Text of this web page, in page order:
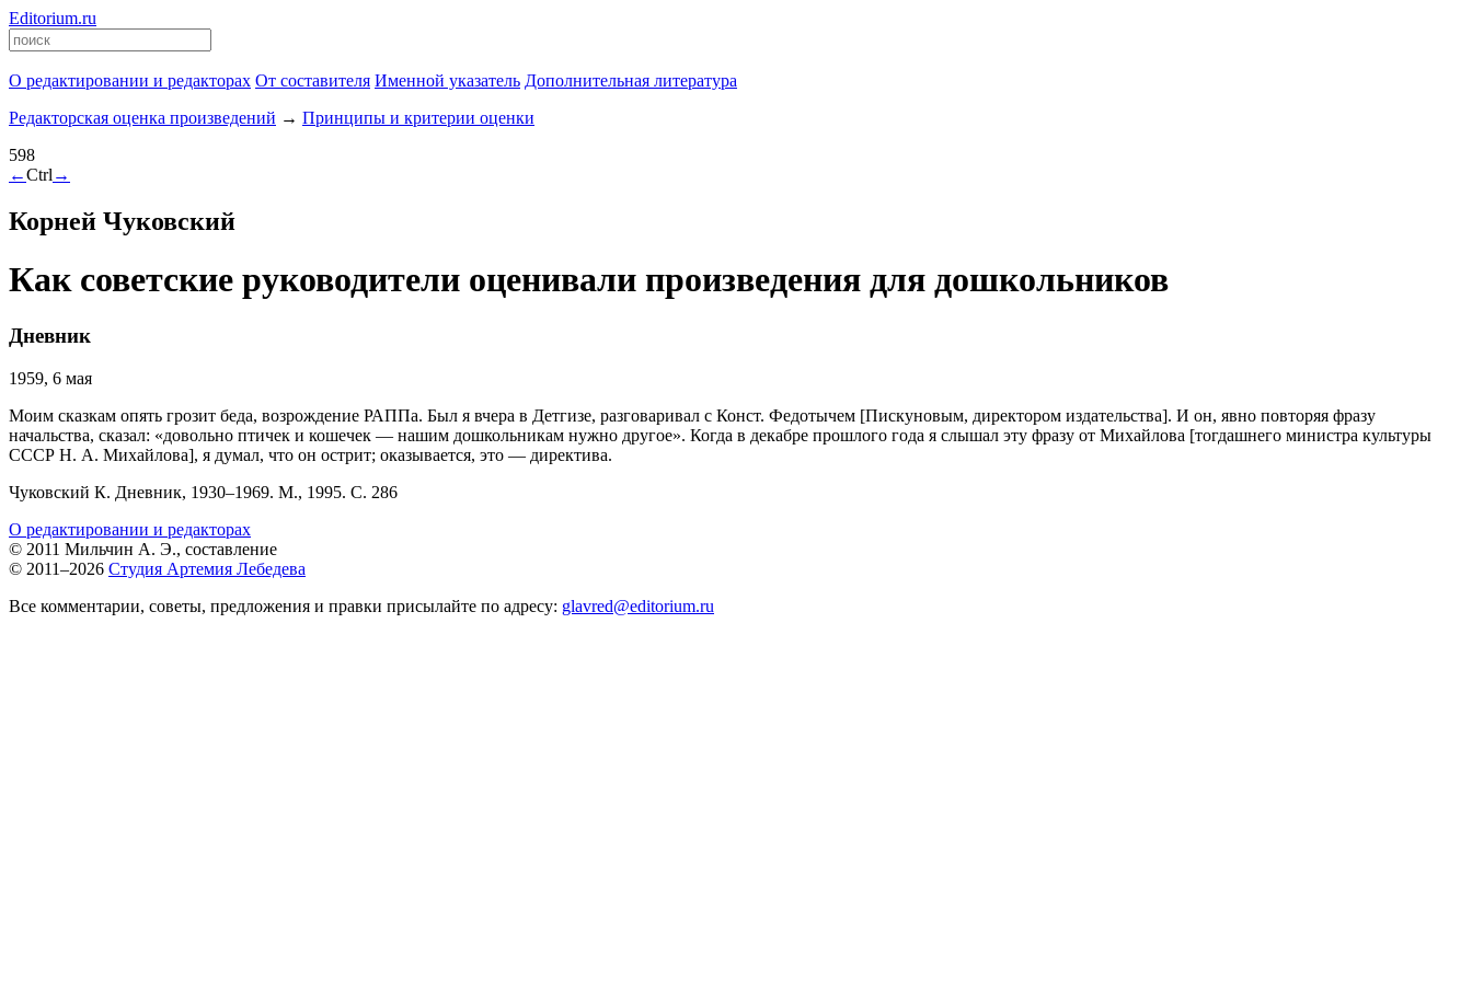
Editorium.ru
О редактировании и редакторах От составителя Именной указатель Дополнительная литература
Редакторская оценка произведений → Принципы и критерии оценки
598
←Ctrl →
Корней Чуковский
Как советские руководители оценивали произведения для дошкольников
Дневник
1959, 6 мая
Моим сказкам опять грозит беда, возрождение РАППа. Был я вчера в Детгизе, разговаривал с Конст. Федотычем [Пискуновым, директором издательства]. И он, явно повторяя фразу
начальства, сказал: «довольно птичек и кошечек — нашим дошкольникам нужно другое». Когда в декабре прошлого года я слышал эту фразу от Михайлова [тогдашнего министра культуры
СССР Н. А. Михайлова], я думал, что он острит; оказывается, это — директива.
Чуковский К. Дневник, 1930–1969. М., 1995. С. 286
О редактировании и редакторах
© 2011 Мильчин А. Э., составление
© 2011–2026 Студия Артемия Лебедева
Все комментарии, советы, предложения и правки присылайте по адресу: glavred@editorium.ru